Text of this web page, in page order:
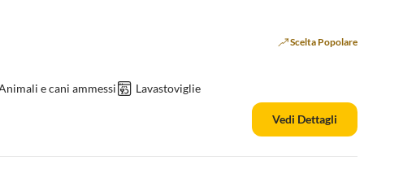
Scelta Popolare
e cani ammessi Lavastoviglie
Vedi Dettagli